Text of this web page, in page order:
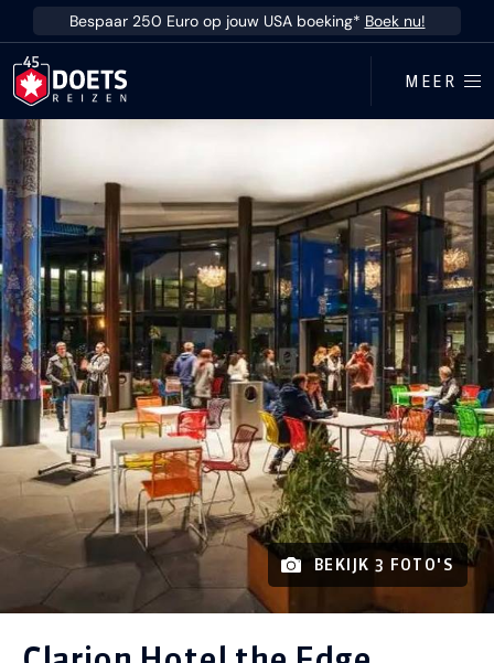
Ga direct naar inhoud
Bespaar 250 Euro op jouw USA boeking* Boek nu!
MEER
BEKIJK 3 FOTO'S